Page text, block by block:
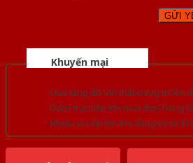
Khuyến mại
Quà tặng đồ nội thất trang trí lên
Giảm trực tiếp khi mua đơn hàng
Nhiều ưu đãi lớn khi đăng ký tài